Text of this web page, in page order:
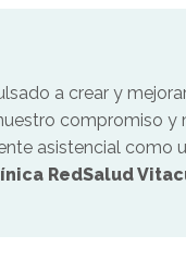
a crear y
compromiso
asistencial como
RedSalud